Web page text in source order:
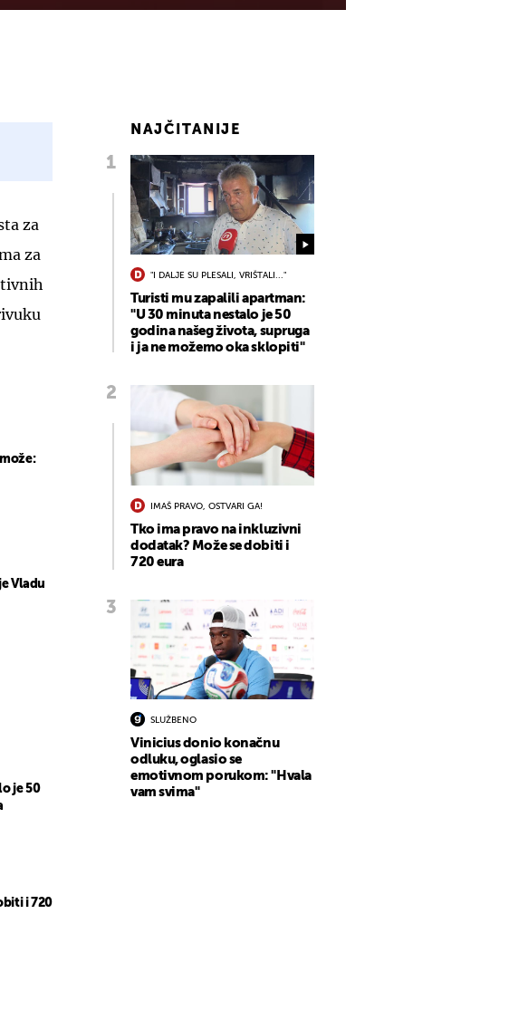
za
za
Vladu
je 50
i 720
NAJČITANIJE
"I DALJE SU PLESALI, VRIŠTALI..."
Turisti mu zapalili apartman:
"U 30 minuta nestalo je 50
godina našeg života, supruga
i ja ne možemo oka sklopiti"
IMAŠ PRAVO, OSTVARI GA!
Tko ima pravo na inkluzivni
dodatak? Može se dobiti i
720 eura
SLUŽBENO
Vinicius donio konačnu
odluku, oglasio se
emotivnom porukom: "Hvala
vam svima"